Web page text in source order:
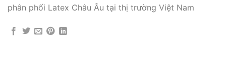
phân phối Latex Châu Âu tại thị trường Việt Nam